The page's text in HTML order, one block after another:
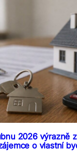
2026 výrazně
o vlastní